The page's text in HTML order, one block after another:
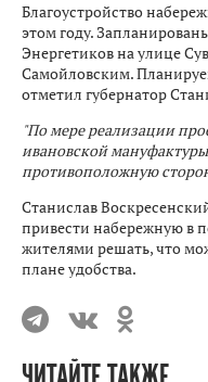
Благоустройство
этом году.
Энергетиков на улице
Самойловским.
отметил губернатор
"По мере реализации
ивановской
противоположную
Станислав
привести набережную в
жителями решать, что
плане удобства.